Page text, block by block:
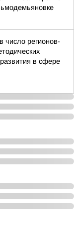
число регионов-
в сфере